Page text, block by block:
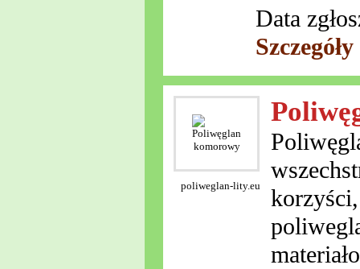
Data
poliweglan-lity.eu